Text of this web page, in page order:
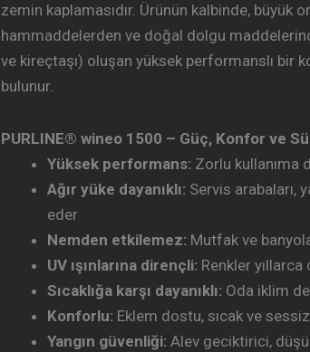
zemin kaplamasıdır. Ürünün kalbinde, büyük
hammaddelerden ve doğal dolgu
ve kireçtaşı) oluşan yüksek performanslı bir
bulunur.
PURLINE® wineo 1500 – Güç, Konfor ve
Yüksek performans: Zorlu kullanıma
Ağır yüke dayanıklı: Servis arabaları,
eder
Nemden etkilemez: Mutfak ve
UV ışınlarına dirençli: Renkler yıllarca
Sıcaklığa karşı dayanıklı: Oda iklim
Konforlu: Eklem dostu, sıcak ve
Yangın güvenliği: Alev geciktirici,